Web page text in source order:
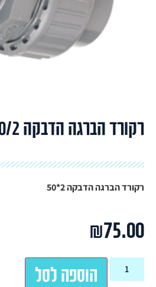
רקורד הברגה הדבקה 50/2
רקורד הברגה הדבקה 2*50
₪75.00
הוספה לסל